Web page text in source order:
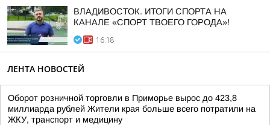
ВЛАДИВОСТОК. ИТОГИ СПОРТА НА
КАНАЛЕ «СПОРТ ТВОЕГО ГОРОДА»!
16:18
ЛЕНТА НОВОСТЕЙ
Оборот розничной торговли в Приморье вырос до 423,8
миллиарда рублей Жители края больше всего потратили на
ЖКУ, транспорт и медицину